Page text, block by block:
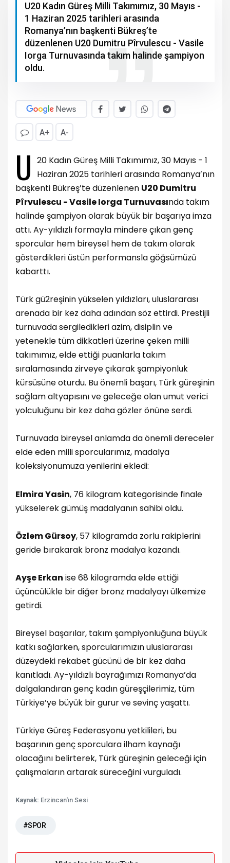
U20 Kadın Güreş Milli Takımımız, 30 Mayıs -
1 Haziran 2025 tarihleri arasında
Romanya’nın başkenti Bükreş’te
düzenlenen U20 Dumitru Pîrvulescu - Vasile
Iorga Turnuvasında takım halinde şampiyon
oldu.
A+ A-
U 20 Kadın Güreş Milli Takımımız, 30 Mayıs - 1
Haziran 2025 tarihleri arasında Romanya’nın
başkenti Bükreş’te düzenlenen U20 Dumitru
Pîrvulescu - Vasile Iorga Turnuvasında takım
halinde şampiyon olarak büyük bir başarıya imza
attı. Ay-yıldızlı formayla mindere çıkan genç
sporcular hem bireysel hem de takım olarak
gösterdikleri üstün performansla göğsümüzü
kabarttı.
Türk gü2reşinin yükselen yıldızları, uluslararası
arenada bir kez daha adından söz ettirdi. Prestijli
turnuvada sergiledikleri azim, disiplin ve
yetenekle tüm dikkatleri üzerine çeken milli
takımımız, elde ettiği puanlarla takım
sıralamasında zirveye çıkarak şampiyonluk
kürsüsüne oturdu. Bu önemli başarı, Türk güreşinin
sağlam altyapısını ve geleceğe olan umut verici
yolculuğunu bir kez daha gözler önüne serdi.
Turnuvada bireysel anlamda da önemli dereceler
elde eden milli sporcularımız, madalya
koleksiyonumuza yenilerini ekledi:
Elmira Yasin, 76 kilogram kategorisinde finale
yükselerek gümüş madalyanın sahibi oldu.
Özlem Gürsoy, 57 kilogramda zorlu rakiplerini
geride bırakarak bronz madalya kazandı.
Ayşe Erkan ise 68 kilogramda elde ettiği
üçüncülükle bir diğer bronz madalyayı ülkemize
getirdi.
Bireysel başarılar, takım şampiyonluğuna büyük
katkı sağlarken, sporcularımızın uluslararası
düzeydeki rekabet gücünü de bir kez daha
kanıtladı. Ay-yıldızlı bayrağımızı Romanya’da
dalgalandıran genç kadın güreşçilerimiz, tüm
Türkiye’ye büyük bir gurur ve sevinç yaşattı.
Türkiye Güreş Federasyonu yetkilileri, bu
başarının genç sporculara ilham kaynağı
olacağını belirterek, Türk güreşinin geleceği için
çalışmaların artarak süreceğini vurguladı.
Kaynak: Erzincan'ın Sesi
#SPOR